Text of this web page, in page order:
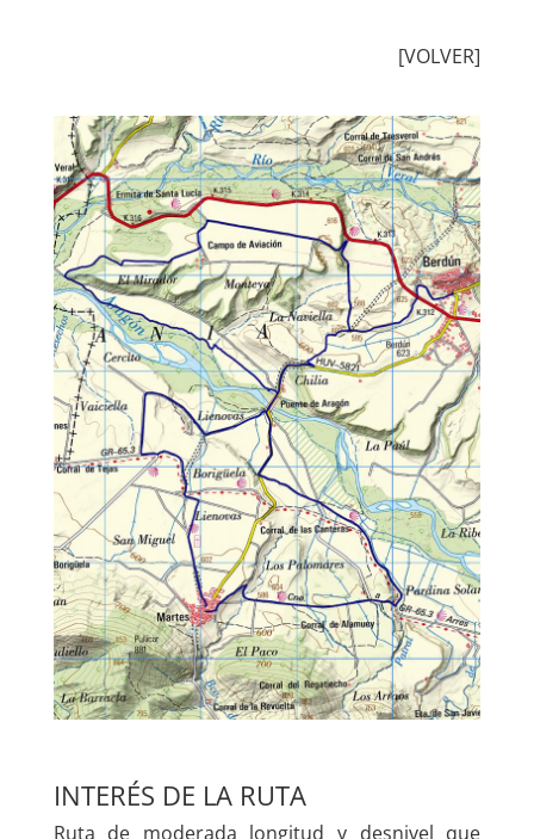
[VOLVER]
INTERÉS DE LA RUTA
Ruta de moderada longitud y desnivel que